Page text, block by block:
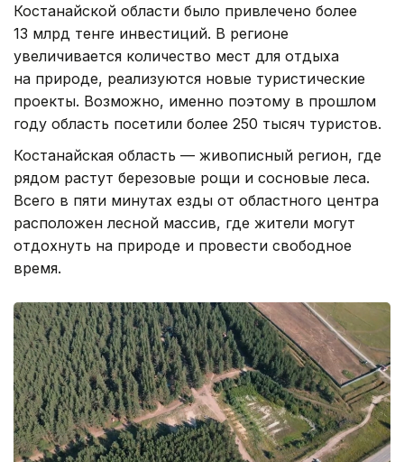
Костанайской области было привлечено более
13 млрд тенге инвестиций. В регионе
увеличивается количество мест для отдыха
на природе, реализуются новые туристические
проекты. Возможно, именно поэтому в прошлом
году область посетили более 250 тысяч туристов.
Костанайская область — живописный регион, где
рядом растут березовые рощи и сосновые леса.
Всего в пяти минутах езды от областного центра
расположен лесной массив, где жители могут
отдохнуть на природе и провести свободное
время.